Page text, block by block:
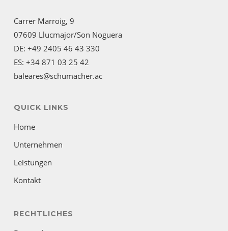
Carrer Marroig, 9
07609 Llucmajor/Son Noguera
DE: +49 2405 46 43 330
ES: +34 871 03 25 42
baleares@schumacher.ac
QUICK LINKS
Home
Unternehmen
Leistungen
Kontakt
RECHTLICHES